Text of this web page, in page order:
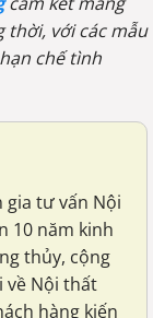
với các mẫu
chế tình
gia tư vấn Nội
10 năm kinh
thủy, cộng
về Nội thất
hàng kiến